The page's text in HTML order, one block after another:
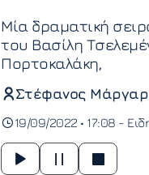
Mία δραματική
του Βασίλη
Πορτοκαλάκη,
Στέφανος
19/09/2022 • 17:08 -